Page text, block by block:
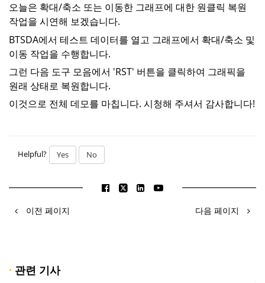
오늘은 확대/축소 또는 이동한 그래프에 대한 원클릭 복원
작업을 시연해 보겠습니다.
BTSDA에서 테스트 데이터를 열고 그래프에서 확대/축소 및
이동 작업을 수행합니다.
그런 다음 도구 모음에서 'RST' 버튼을 클릭하여 그래픽을
원래 상태로 복원합니다.
이것으로 전체 데모를 마칩니다. 시청해 주셔서 감사합니다!
Helpful? Yes No
이전 페이지 다음 페이지
· 관련 기사